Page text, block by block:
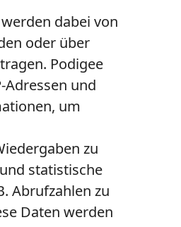
dabei von
oder über
Podigee
und
um
zu
statistische
Abrufzahlen zu
Daten werden